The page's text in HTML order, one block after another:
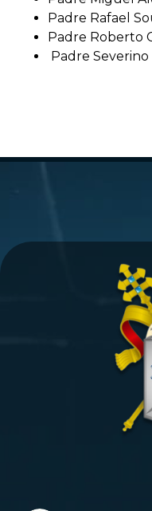
Padre Rafael
Padre Roberto
Padre